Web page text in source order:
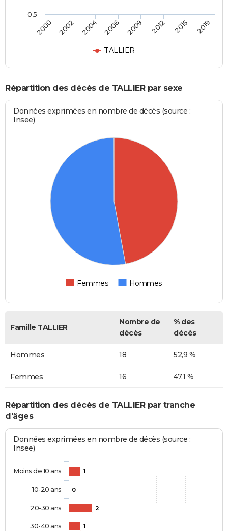
TALLIER
2000 2002 2004 2006 2009 2012 2015 2019
0,5
Répartition des décès de TALLIER par sexe
Données exprimées en nombre de décès (source :
Insee)
Femmes Hommes
Famille TALLIER
Nombre de
décès
% des
décès
Hommes 18 52,9 %
Femmes 16 47,1 %
Répartition des décès de TALLIER par tranche
d'âges
Données exprimées en nombre de décès (source :
Insee)
1
0
2
1
Moins de 10 ans
10-20 ans
20-30 ans
30-40 ans